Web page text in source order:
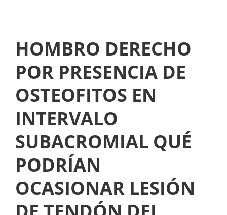
HOMBRO DERECHO
POR PRESENCIA DE
OSTEOFITOS EN
INTERVALO
SUBACROMIAL QUÉ
PODRÍAN
OCASIONAR LESIÓN